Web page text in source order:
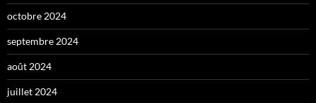
octobre 2024
septembre 2024
août 2024
juillet 2024